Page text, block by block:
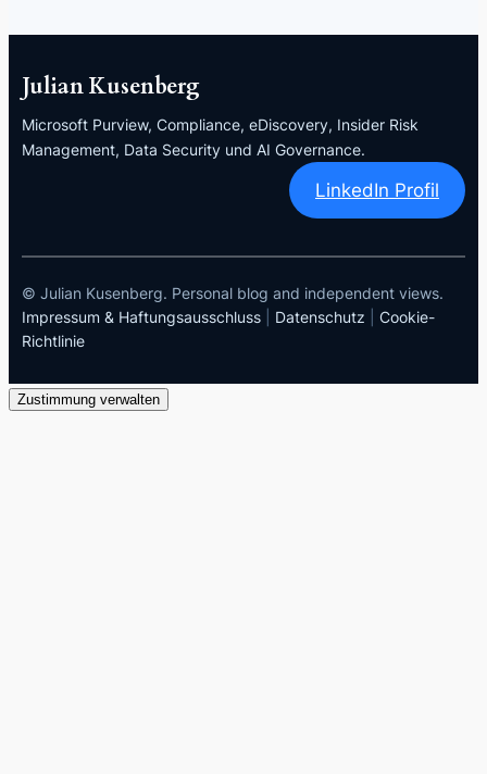
Julian Kusenberg
Microsoft Purview, Compliance, eDiscovery, Insider Risk
Management, Data Security und AI Governance.
LinkedIn Profil
© Julian Kusenberg. Personal blog and independent views.
Impressum & Haftungsausschluss
Datenschutz
Cookie-
Richtlinie
Zustimmung verwalten